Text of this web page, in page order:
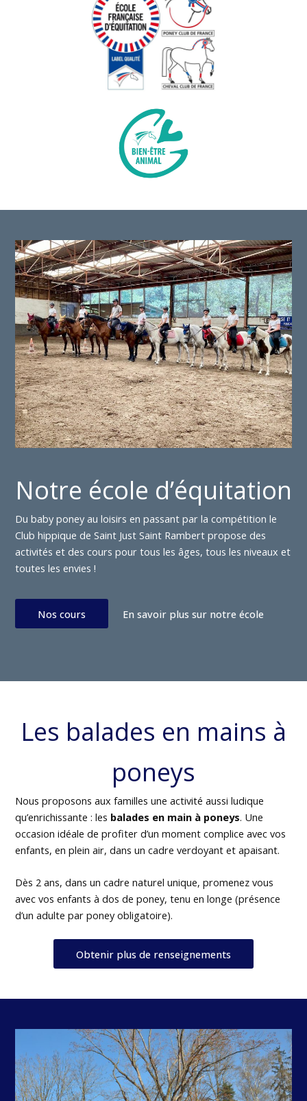
Notre école d’équitation
Du baby poney au loisirs en passant par la compétition le
Club hippique de Saint Just Saint Rambert propose des
activités et des cours pour tous les âges, tous les niveaux et
toutes les envies !
Nos cours En savoir plus sur notre école
Les balades en mains à
poneys
Nous proposons aux familles une activité aussi ludique
qu’enrichissante : les balades en main à poneys. Une
occasion idéale de profiter d’un moment complice avec vos
enfants, en plein air, dans un cadre verdoyant et apaisant.
Dès 2 ans, dans un cadre naturel unique, promenez vous
avec vos enfants à dos de poney, tenu en longe (présence
d’un adulte par poney obligatoire).
Obtenir plus de renseignements